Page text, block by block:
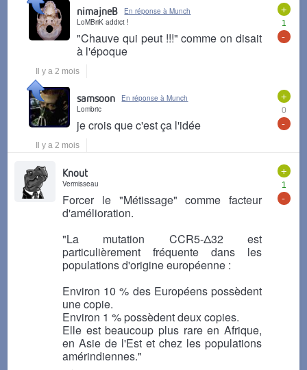
+
1
-
nimajneB
En réponse à Munch
LoMBriK addict !
"Chauve qui peut !!!" comme on disait
à l'époque
Il y a 2 mois
+
0
-
samsoon
En réponse à Munch
Lombric
je crois que c'est ça l'idée
Il y a 2 mois
+
1
-
Knout
Vermisseau
Forcer le "Métissage" comme facteur
d'amélioration.
"La mutation CCR5-Δ32 est
particulièrement fréquente dans les
populations d'origine européenne :
Environ 10 % des Européens possèdent
une copie.
Environ 1 % possèdent deux copies.
Elle est beaucoup plus rare en Afrique,
en Asie de l'Est et chez les populations
amérindiennes."